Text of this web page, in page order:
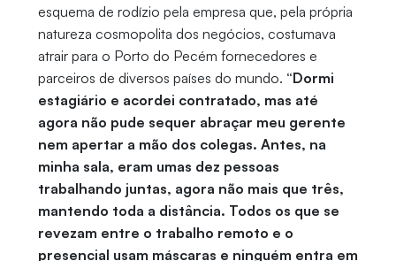
esquema de rodízio pela empresa que, pela própria
natureza cosmopolita dos negócios, costumava
atrair para o Porto do Pecém fornecedores e
parceiros de diversos países do mundo. “Dormi
estagiário e acordei contratado, mas até
agora não pude sequer abraçar meu gerente
nem apertar a mão dos colegas. Antes, na
minha sala, eram umas dez pessoas
trabalhando juntas, agora não mais que três,
mantendo toda a distância. Todos os que se
revezam entre o trabalho remoto e o
presencial usam máscaras e ninguém entra em